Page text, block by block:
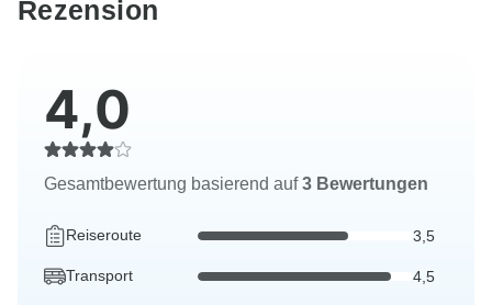
Rezension
4,0
Gesamtbewertung basierend auf3 Bewertungen
Reiseroute 3,5
Transport 4,5